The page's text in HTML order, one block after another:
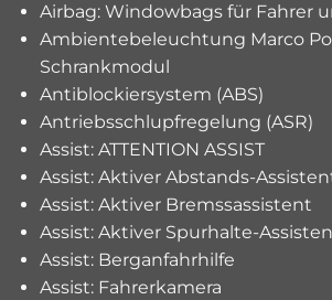
Airbag: Windowbags für Fahrer
Ambientebeleuchtung Marco
Schrankmodul
Antiblockiersystem (ABS)
Antriebsschlupfregelung (ASR)
Assist: ATTENTION ASSIST
Assist: Aktiver Abstands-
Assist: Aktiver Bremssassistent
Assist: Aktiver Spurhalte-
Assist: Berganfahrhilfe
Assist: Fahrerkamera